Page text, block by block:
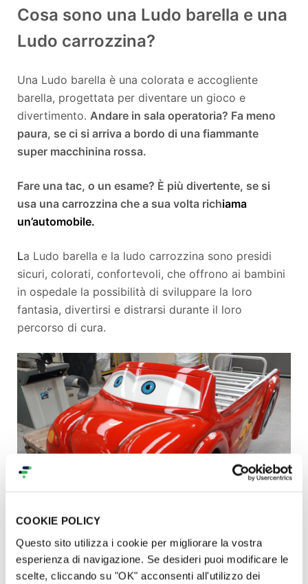
COOKIE POLICY
Questo sito utilizza i cookie per migliorare la vostra
esperienza di navigazione. Se desideri puoi modificare le
scelte, cliccando su "OK" acconsenti all'utilizzo dei
Cosa sono una Ludo barella e una
Ludo carrozzina?
Una Ludo barella è una colorata e accogliente
barella, progettata per diventare un gioco e
divertimento. Andare in sala operatoria? Fa meno
paura, se ci si arriva a bordo di una fiammante
super macchinina rossa.
Fare una tac, o un esame? È più divertente, se si
usa una carrozzina che a sua volta richiama
un’automobile.
La Ludo barella e la ludo carrozzina sono presidi
sicuri, colorati, confortevoli, che offrono ai bambini
in ospedale la possibilità di sviluppare la loro
fantasia, divertirsi e distrarsi durante il loro
percorso di cura.